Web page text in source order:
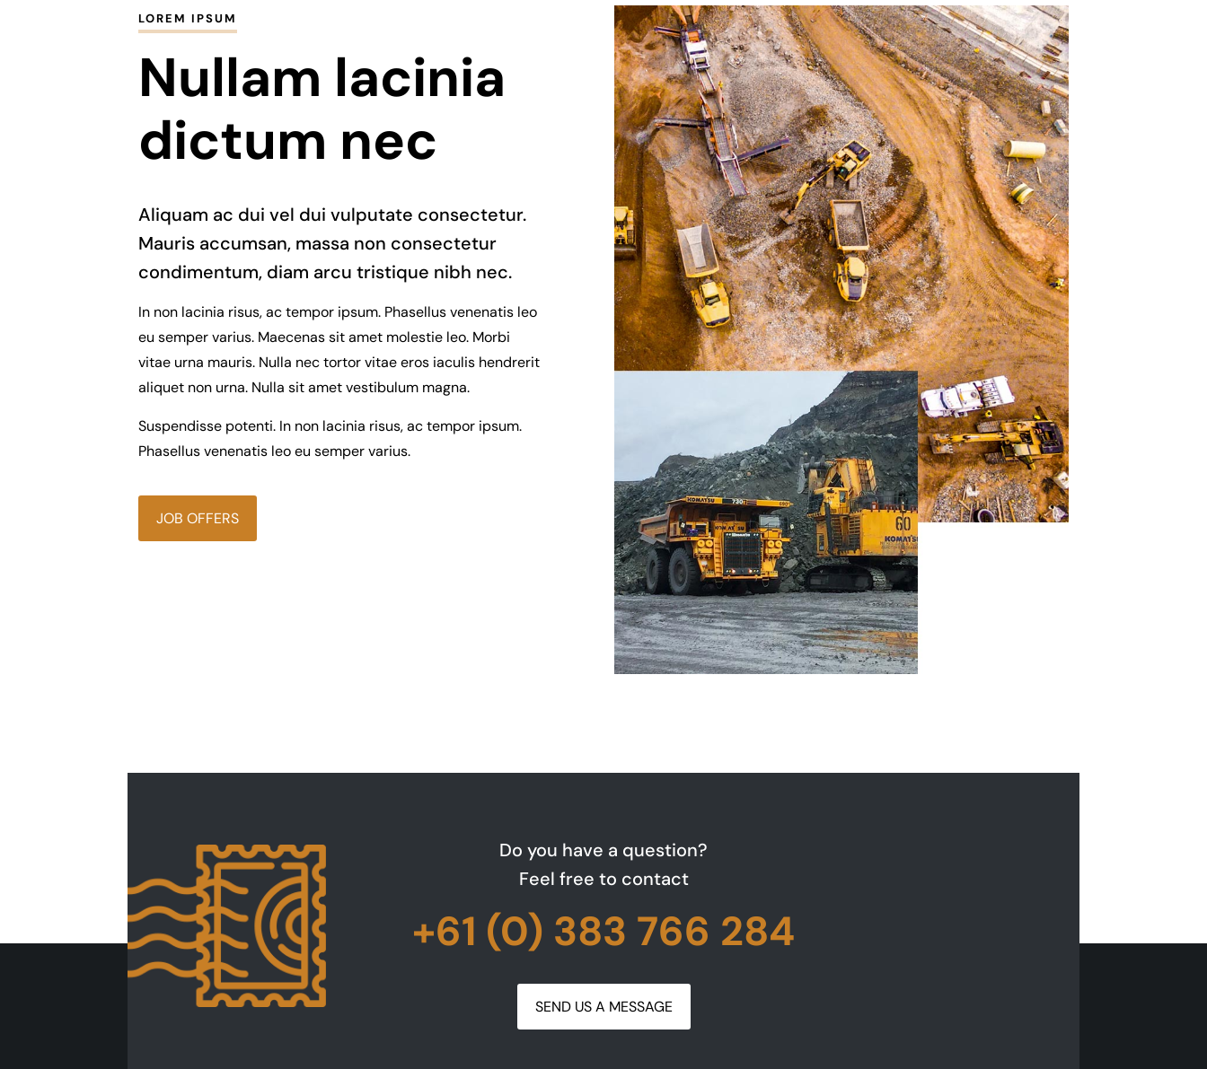
LOREM IPSUM
Nullam lacinia
dictum nec
Aliquam ac dui vel dui vulputate consectetur.
Mauris accumsan, massa non consectetur
condimentum, diam arcu tristique nibh nec.
In non lacinia risus, ac tempor ipsum. Phasellus venenatis leo
eu semper varius. Maecenas sit amet molestie leo. Morbi
vitae urna mauris. Nulla nec tortor vitae eros iaculis hendrerit
aliquet non urna. Nulla sit amet vestibulum magna.
Suspendisse potenti. In non lacinia risus, ac tempor ipsum.
Phasellus venenatis leo eu semper varius.
JOB OFFERS
Do you have a question?
Feel free to contact
+61 (0) 383 766 284
SEND US A MESSAGE